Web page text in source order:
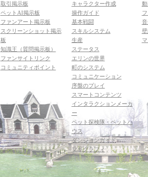
取引掲示板
ペットAI掲示板
ファンアート掲示板
スクリーンショット掲示
板
知識王（質問掲示板）
ファンサイトリンク
コミュニティポイント
キャラクター作成
操作ガイド
基本戦闘
スキルシステム
生産
ステータス
エリンの世界
町のシステム
コミュニケーション
序盤のプレイ
スマートコンテンツ
インタラクションメーカ
ー
ペット探検隊・ペットハ
ウス
ダンジョンガイド
マギグラフィ